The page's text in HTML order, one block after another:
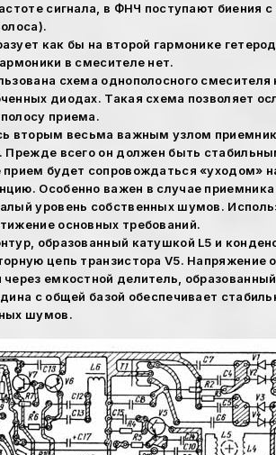
сигнала, в ФНЧ поступают биения
как бы на второй гармонике
в смесителе нет.
схема однополосного смесителя
диодах. Такая схема позволяет
приема.
вторым весьма важным узлом
Прежде всего он должен быть
прием будет сопровождаться «уходом»
Особенно важен в случае
уровень собственных шумов.
основных требований.
образованный катушкой L5 и
цепь транзистора V5. Напряжение
емкостной делитель,
с общей базой обеспечивает
шумов.